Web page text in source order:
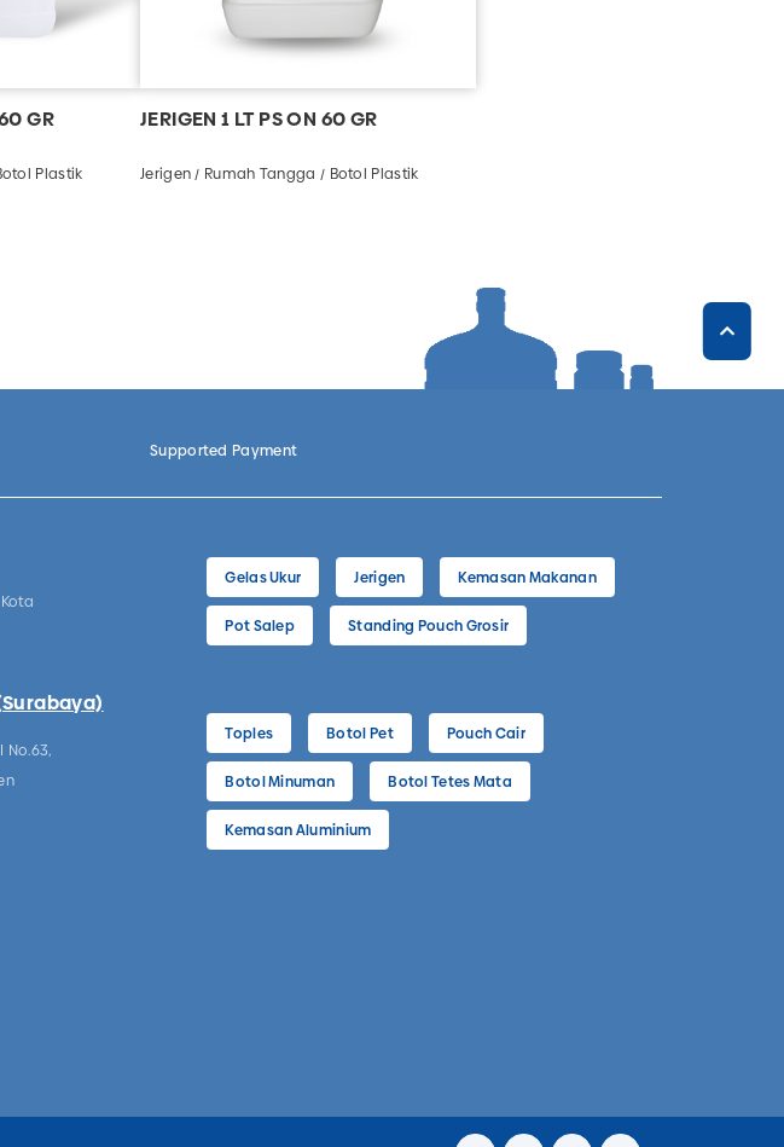
GR
Plastik
JERIGEN 1 LT PS ON 60 GR
Jerigen / Rumah Tangga / Botol Plastik
Supported Payment
No.63,
Gelas Ukur Jerigen Kemasan Makanan
Pot Salep Standing Pouch Grosir
Toples Botol Pet Pouch Cair
Botol Minuman Botol Tetes Mata
Kemasan Aluminium